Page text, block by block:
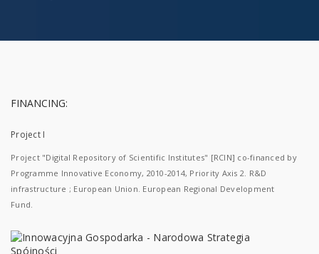
FINANCING:
Project I
Project "Digital Repository of Scientific Institutes" [RCIN] co-financed by
Programme Innovative Economy, 2010-2014, Priority Axis 2. R&D
infrastructure ; European Union. European Regional Development
Fund.